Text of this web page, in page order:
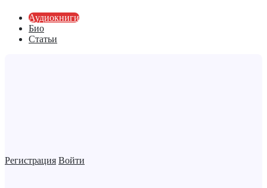
Регистрация Войти
Аудиокниги
Био
Статьи